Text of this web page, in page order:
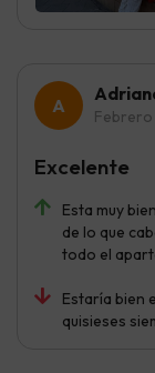
Esta muy
de lo que
todo el
Estaría bien
quisieses
Excelente